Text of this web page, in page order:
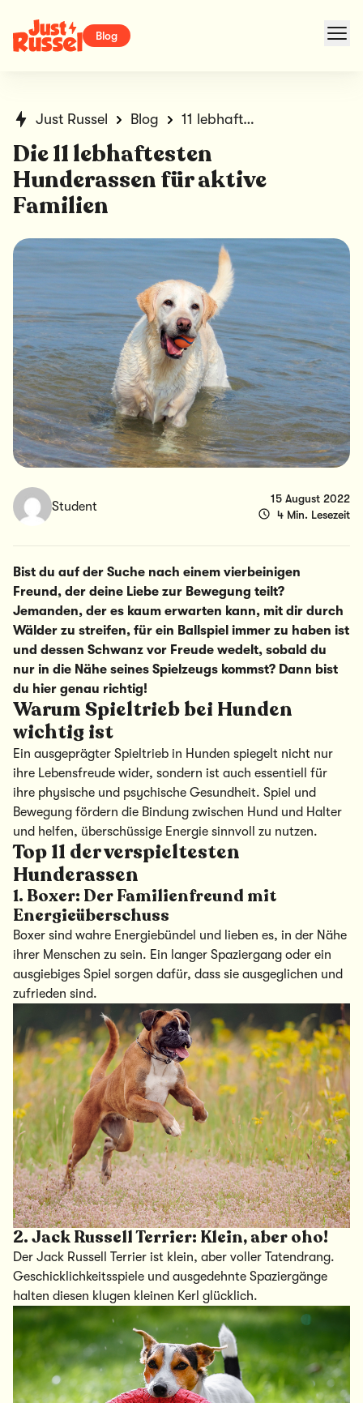
Blog
Just Russel Blog 11 lebhafte Hunderassen für Familien
Die 11 lebhaftesten
Hunderassen für aktive
Familien
Student
15 August 2022
4 Min. Lesezeit
Bist du auf der Suche nach einem vierbeinigen
Freund, der deine Liebe zur Bewegung teilt?
Jemanden, der es kaum erwarten kann, mit dir durch
Wälder zu streifen, für ein Ballspiel immer zu haben ist
und dessen Schwanz vor Freude wedelt, sobald du
nur in die Nähe seines Spielzeugs kommst? Dann bist
du hier genau richtig!
Warum Spieltrieb bei Hunden
wichtig ist
Ein ausgeprägter Spieltrieb in Hunden spiegelt nicht nur
ihre Lebensfreude wider, sondern ist auch essentiell für
ihre physische und psychische Gesundheit. Spiel und
Bewegung fördern die Bindung zwischen Hund und Halter
und helfen, überschüssige Energie sinnvoll zu nutzen.
Top 11 der verspieltesten
Hunderassen
1. Boxer: Der Familienfreund mit
Energieüberschuss
Boxer sind wahre Energiebündel und lieben es, in der Nähe
ihrer Menschen zu sein. Ein langer Spaziergang oder ein
ausgiebiges Spiel sorgen dafür, dass sie ausgeglichen und
zufrieden sind.
2.Jack Russell Terrier: Klein, aber oho!
Der Jack Russell Terrier ist klein, aber voller Tatendrang.
Geschicklichkeitsspiele und ausgedehnte Spaziergänge
halten diesen klugen kleinen Kerl glücklich.